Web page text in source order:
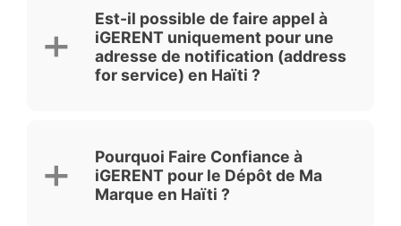
Est-il possible de faire appel à
iGERENT uniquement pour une
adresse de notification (address
for service) en Haïti ?
Pourquoi Faire Confiance à
iGERENT pour le Dépôt de Ma
Marque en Haïti ?